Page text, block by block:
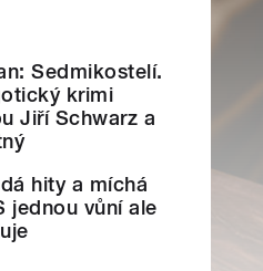
Sedmikostelí.
krimi
Jiří Schwarz a
hity a míchá
jednou vůní ale